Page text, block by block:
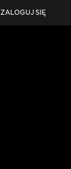
ZALOGUJ SIĘ